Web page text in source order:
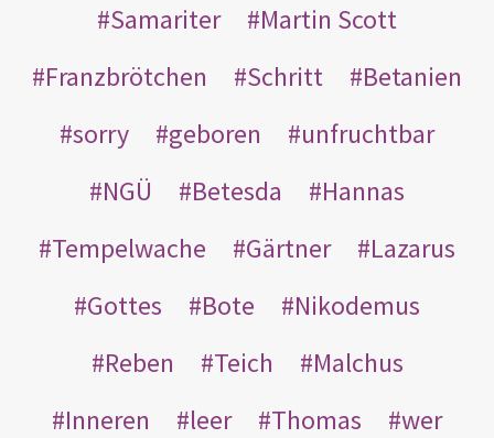
Samariter
Martin Scott
Franzbrötchen
Schritt
Betanien
sorry
geboren
unfruchtbar
NGÜ
Betesda
Hannas
Tempelwache
Gärtner
Lazarus
Gottes
Bote
Nikodemus
Reben
Teich
Malchus
Inneren
leer Thomas
wer